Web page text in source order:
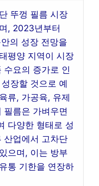
뚜껑 필름 시장
, 2023년부터
의 성장 전망을
평양 지역이 시장
수요의 증가로 인
장할 것으로 예
류, 가공육, 유제
필름은 가벼우면
다양한 형태로 성
산업에서 고차단
으며, 이는 방부
통 기한을 연장하